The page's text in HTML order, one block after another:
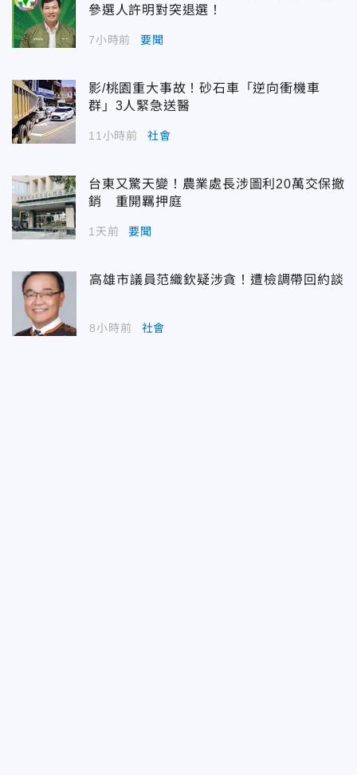
參選人許明對突退選！
7小時前 要聞
影/桃園重大事故！砂石車「逆向衝機車
群」3人緊急送醫
11小時前 社會
台東又驚天變！農業處長涉圖利20萬交保撤
銷 重開羈押庭
1天前 要聞
高雄市議員范織欽疑涉貪！遭檢調帶回約談
8小時前 社會